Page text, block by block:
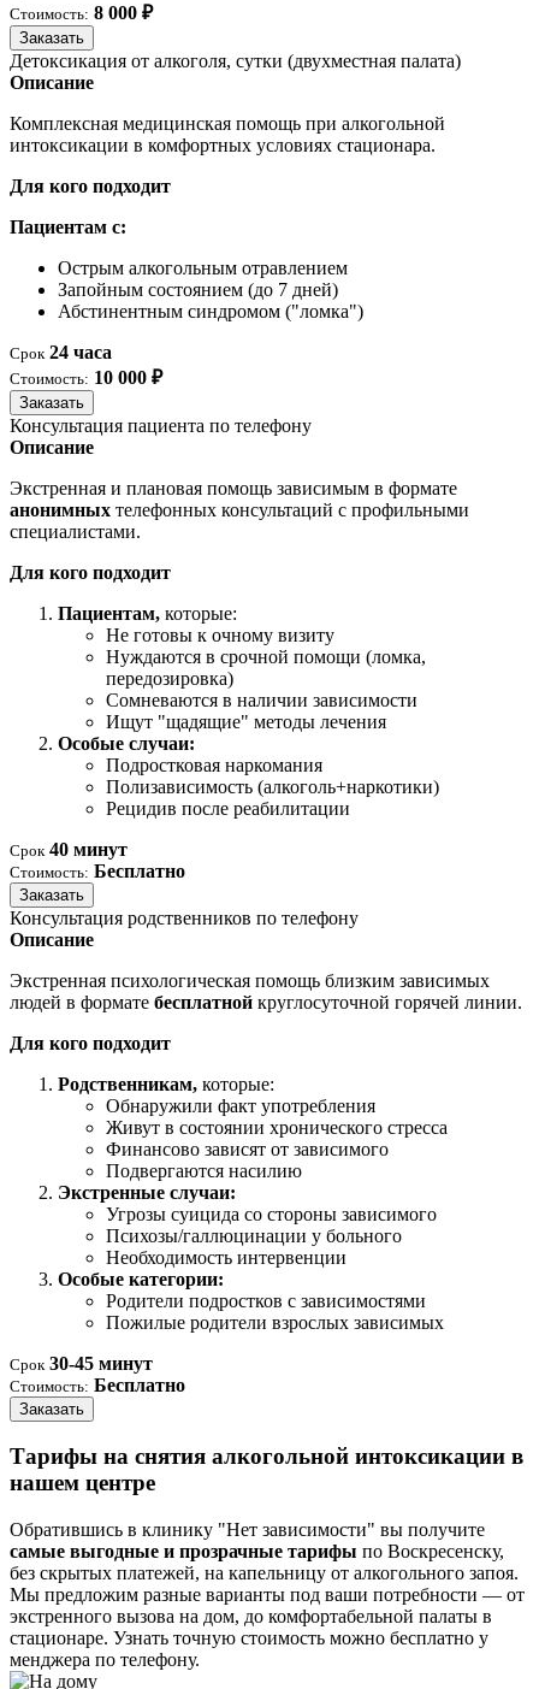
Стоимость: 8 000 ₽
Заказать
Детоксикация от алкоголя, сутки (двухместная палата)
Описание
Комплексная медицинская помощь при алкогольной
интоксикации в комфортных условиях стационара.
Для кого подходит
Пациентам с:
Острым алкогольным отравлением
Запойным состоянием (до 7 дней)
Абстинентным синдромом ("ломка")
Срок 24 часа
Стоимость: 10 000 ₽
Заказать
Консультация пациента по телефону
Описание
Экстренная и плановая помощь зависимым в формате
анонимных телефонных консультаций с профильными
специалистами.
Для кого подходит
Пациентам, которые:
Не готовы к очному визиту
Нуждаются в срочной помощи (ломка,
передозировка)
Сомневаются в наличии зависимости
Ищут "щадящие" методы лечения
Особые случаи:
Подростковая наркомания
Полизависимость (алкоголь+наркотики)
Рецидив после реабилитации
Срок 40 минут
Стоимость: Бесплатно
Заказать
Консультация родственников по телефону
Описание
Экстренная психологическая помощь близким зависимых
людей в формате бесплатной круглосуточной горячей линии.
Для кого подходит
Родственникам, которые:
Обнаружили факт употребления
Живут в состоянии хронического стресса
Финансово зависят от зависимого
Подвергаются насилию
Экстренные случаи:
Угрозы суицида со стороны зависимого
Психозы/галлюцинации у больного
Необходимость интервенции
Особые категории:
Родители подростков с зависимостями
Пожилые родители взрослых зависимых
Срок 30-45 минут
Стоимость: Бесплатно
Заказать
Тарифы на снятия алкогольной интоксикации в
нашем центре
Обратившись в клинику "Нет зависимости" вы получите
самые выгодные и прозрачные тарифы по Воскресенску,
без скрытых платежей, на капельницу от алкогольного запоя.
Мы предложим разные варианты под ваши потребности — от
экстренного вызова на дом, до комфортабельной палаты в
стационаре. Узнать точную стоимость можно бесплатно у
менджера по телефону.